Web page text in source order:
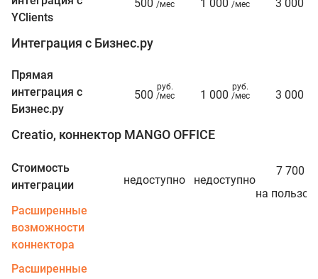
YClients
500 /мес
1 000 /мес
3 000
Интеграция с Бизнес.ру
Прямая
интеграция с
Бизнес.ру
500
руб.
/мес
1 000
руб.
/мес
3 000
Creatio, коннектор MANGO OFFICE
Стоимость
интеграции
недоступно недоступно
7 700
на
Расширенные
возможности
коннектора
Расширенные